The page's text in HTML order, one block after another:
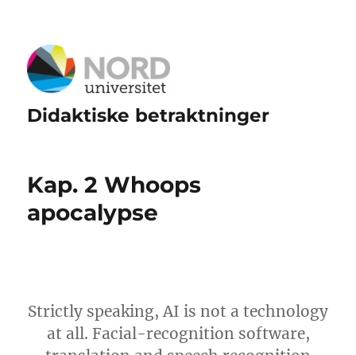
Didaktiske betraktninger
Kap. 2 Whoops
apocalypse
Strictly speaking, AI is not a technology
at all. Facial-recognition software,